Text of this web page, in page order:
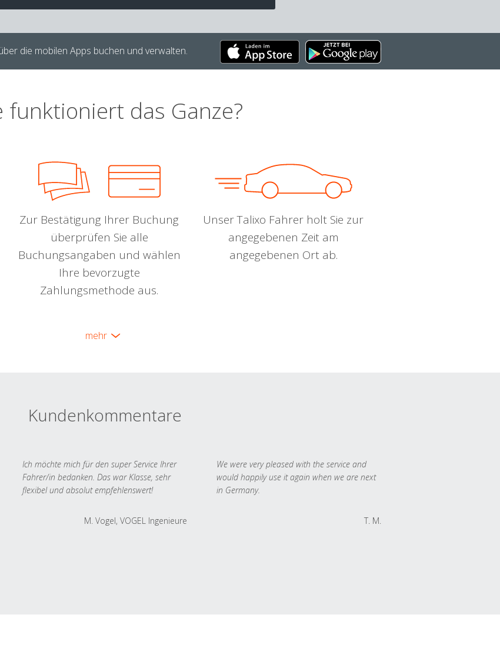
die mobilen Apps buchen und verwalten.
funktioniert das Ganze?
Zur Bestätigung Ihrer Buchung
überprüfen Sie alle
Buchungsangaben und wählen
Ihre bevorzugte
Zahlungsmethode aus.
Unser Talixo Fahrer holt Sie zur
angegebenen Zeit am
angegebenen Ort ab.
mehr
Kundenkommentare
Ich möchte mich für den super Service Ihrer
Fahrer/in bedanken. Das war Klasse, sehr
flexibel und absolut empfehlenswert!
M. Vogel, VOGEL Ingenieure
We were very pleased with the service and
would happily use it again when we are next
in Germany.
T. M.